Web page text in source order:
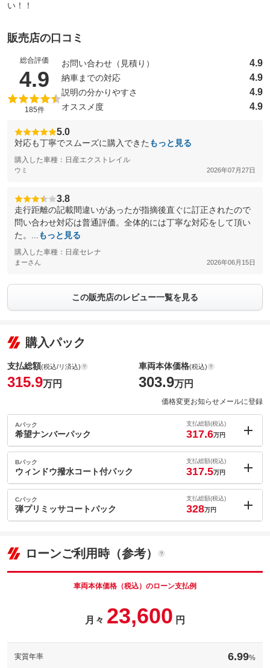
い！！
販売店の口コミ
総合評価
4.9 （5点満点中）
185件
お問い合わせ（見積り） 4.9
納車までの対応 4.9
説明の分かりやすさ 4.9
オススメ度 4.9
5.0
対応も丁寧でスムーズに購入できた もっと見る
購入した車種：日産エクストレイル
ウミ 2026年07月27日
3.8
走行距離の記載間違いがあったが指摘後直ぐに訂正されたので
問い合わせ対応は普通評価。全体的には丁寧な対応をして頂い
た。...
もっと見る
購入した車種：日産セレナ
まーさん 2026年06月15日
この販売店のレビュー一覧を見る
購入パック
支払総額(税込/リ済込)
315.9万円
車両本体価格(税込)
303.9万円
価格変更お知らせメールに登録
Aパック
希望ナンバーパック
支払総額(税込)
317.6万円
内：オプシ
ョン価格
(税込)
車両本体価
303.9万円
このパックの見積もり依頼（無料）
Bパック
ウィンドウ撥水コート付パック
支払総額(税込)
317.5万円
内：オプシ
ョン価格
(税込)
車両本体価
パック内容
Cパック
弾プリミッサコートパック
支払総額(税込)
328万円
車両本体価
303.9
ローンご利用時（参考）
車両本体価格（税込）のローン支払例
月々 23,600 円
実質年率 6.99%